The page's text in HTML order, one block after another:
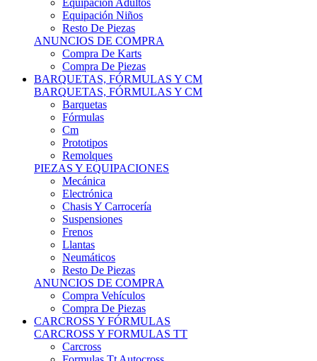
Resto De Piezas
ANUNCIOS DE COMPRA
Compra De Karts
Compra De Piezas
BARQUETAS, FÓRMULAS Y CM
BARQUETAS, FÓRMULAS Y CM
Barquetas
Fórmulas
Cm
Prototipos
Remolques
PIEZAS Y EQUIPACIONES
Mecánica
Electrónica
Chasis Y Carrocería
Suspensiones
Frenos
Llantas
Neumáticos
Resto De Piezas
ANUNCIOS DE COMPRA
Compra Vehículos
Compra De Piezas
CARCROSS Y FÓRMULAS
CARCROSS Y FORMULAS TT
Carcross
Formulas Tt Autocross
Remolques